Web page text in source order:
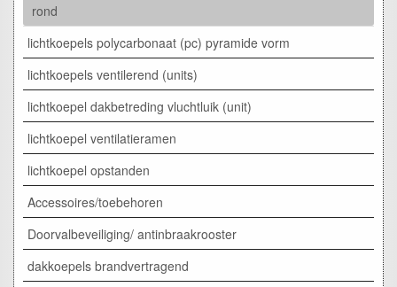
rond
lichtkoepels polycarbonaat (pc) pyramide vorm
lichtkoepels ventilerend (units)
lichtkoepel dakbetreding vluchtluik (unit)
lichtkoepel ventilatieramen
lichtkoepel opstanden
Accessoires/toebehoren
Doorvalbeveiliging/ antinbraakrooster
dakkoepels brandvertragend